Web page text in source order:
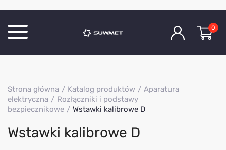
O Firmie
Aktualności
Kontakt
0
Strona główna Katalog produktów
Aparatura
elektryczna
Rozłączniki i podstawy
bezpiecznikowe
Wstawki kalibrowe D
Wstawki kalibrowe D